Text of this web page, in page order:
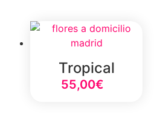
Tropical
55,00€